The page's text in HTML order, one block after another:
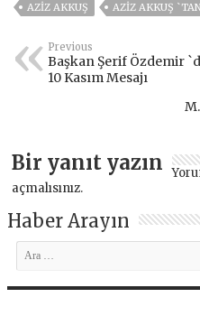
AZİZ AKKUŞ
AZIZ AKKUŞ
Previous
Başkan Şerif Özdemir
10 Kasım Mesajı
Bir yanıt yazın
açmalısınız.
Haber Arayın